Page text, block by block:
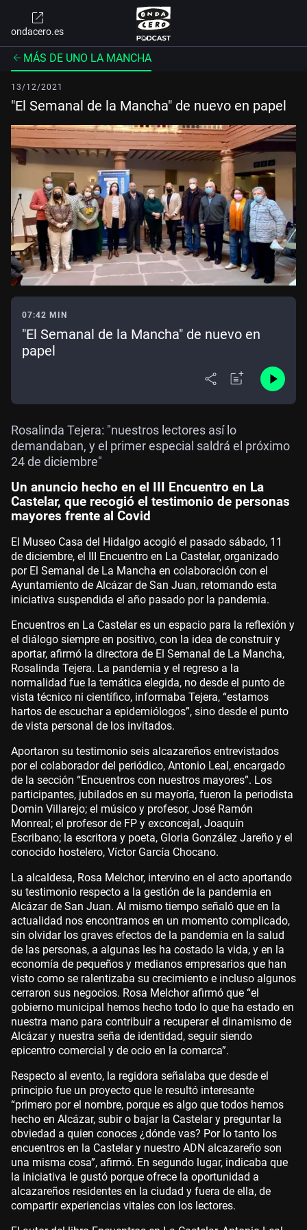
ondacero.es
MÁS DE UNO LA MANCHA
13/12/2021
"El Semanal de la Mancha" de nuevo en papel
07:42 MIN
"El Semanal de la Mancha" de nuevo en
papel
Rosalinda Tejera: "nuestros lectores así lo
demandaban, y el primer especial saldrá el próximo
24 de diciembre"
Un anuncio hecho en el III Encuentro en La
Castelar, que recogió el testimonio de personas
mayores frente al Covid
El Museo Casa del Hidalgo acogió el pasado sábado, 11
de diciembre, el III Encuentro en La Castelar, organizado
por El Semanal de La Mancha en colaboración con el
Ayuntamiento de Alcázar de San Juan, retomando esta
iniciativa suspendida el año pasado por la pandemia.
Encuentros en La Castelar es un espacio para la reflexión y
el diálogo siempre en positivo, con la idea de construir y
aportar, afirmó la directora de El Semanal de La Mancha,
Rosalinda Tejera. La pandemia y el regreso a la
normalidad fue la temática elegida, no desde el punto de
vista técnico ni científico, informaba Tejera, “estamos
hartos de escuchar a epidemiólogos”, sino desde el punto
de vista personal de los invitados.
Aportaron su testimonio seis alcazareños entrevistados
por el colaborador del periódico, Antonio Leal, encargado
de la sección “Encuentros con nuestros mayores”. Los
participantes, jubilados en su mayoría, fueron la periodista
Domin Villarejo; el músico y profesor, José Ramón
Monreal; el profesor de FP y exconcejal, Joaquín
Escribano; la escritora y poeta, Gloria González Jareño y el
conocido hostelero, Víctor García Chocano.
La alcaldesa, Rosa Melchor, intervino en el acto aportando
su testimonio respecto a la gestión de la pandemia en
Alcázar de San Juan. Al mismo tiempo señaló que en la
actualidad nos encontramos en un momento complicado,
sin olvidar los graves efectos de la pandemia en la salud
de las personas, a algunas les ha costado la vida, y en la
economía de pequeños y medianos empresarios que han
visto como se ralentizaba su crecimiento e incluso algunos
cerraron sus negocios. Rosa Melchor afirmó que “el
gobierno municipal hemos hecho todo lo que ha estado en
nuestra mano para contribuir a recuperar el dinamismo de
Alcázar y nuestra seña de identidad, seguir siendo
epicentro comercial y de ocio en la comarca”.
Respecto al evento, la regidora señalaba que desde el
principio fue un proyecto que le resultó interesante
“primero por el nombre, porque es algo que todos hemos
hecho en Alcázar, subir o bajar la Castelar y preguntar la
obviedad a quien conoces ¿dónde vas? Por lo tanto los
encuentros en la Castelar y nuestro ADN alcazareño son
una misma cosa”, afirmó. En segundo lugar, indicaba que
la iniciativa le gustó porque ofrece la oportunidad a
alcazareños residentes en la ciudad y fuera de ella, de
compartir experiencias vitales con los lectores.